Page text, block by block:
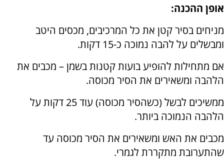
אופן ההכנה:
מניחים בסיר קטן את כל המרכיבים, מכסים היטב
ומבשלים על להבה נמוכה כ-15 דקות.
אם מתחילות להופיע בועות קטנות בשמן – מכבים את
הלהבה ומשאירים את הסיר מכוסה.
ממשיכים לבשל (כשהסיר מכוסה) עוד 25 דקות על
הלהבה הנמוכה ביותר.
מכבים את האש ומשאירים את הסיר מכוסה עד
שהתערובת מתקררת לגמרי.